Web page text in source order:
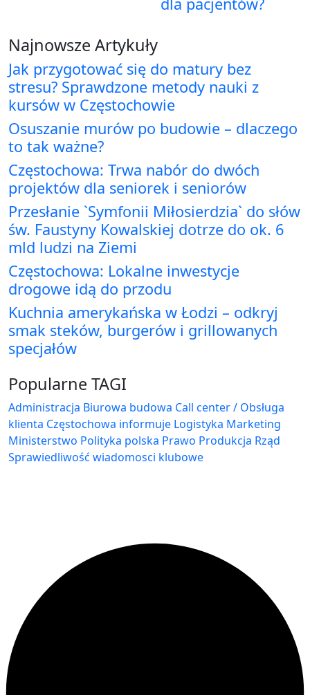
Najnowsze Artykuły
Jak przygotować się do matury bez
stresu? Sprawdzone metody nauki z
kursów w Częstochowie
Osuszanie murów po budowie – dlaczego
to tak ważne?
Częstochowa: Trwa nabór do dwóch
projektów dla seniorek i seniorów
Przesłanie `Symfonii Miłosierdzia` do słów
św. Faustyny Kowalskiej dotrze do ok. 6
mld ludzi na Ziemi
Częstochowa: Lokalne inwestycje
drogowe idą do przodu
Kuchnia amerykańska w Łodzi – odkryj
smak steków, burgerów i grillowanych
specjałów
Popularne TAGI
Administracja Biurowa budowa Call center / Obsługa
klienta Częstochowa informuje Logistyka Marketing
Ministerstwo Polityka polska Prawo Produkcja Rząd
Sprawiedliwość wiadomosci klubowe